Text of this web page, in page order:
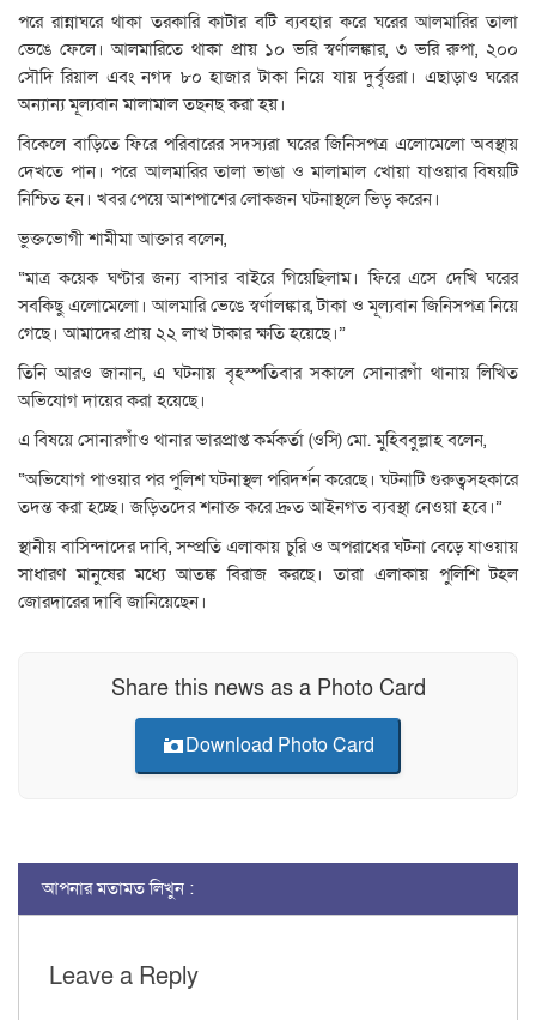
পরে রান্নাঘরে থাকা তরকারি কাটার বটি ব্যবহার করে ঘরের আলমারির তালা
ভেঙে ফেলে। আলমারিতে থাকা প্রায় ১০ ভরি স্বর্ণালঙ্কার, ৩ ভরি রুপা, ২০০
সৌদি রিয়াল এবং নগদ ৮০ হাজার টাকা নিয়ে যায় দুর্বৃত্তরা। এছাড়াও ঘরের
অন্যান্য মূল্যবান মালামাল তছনছ করা হয়।
বিকেলে বাড়িতে ফিরে পরিবারের সদস্যরা ঘরের জিনিসপত্র এলোমেলো অবস্থায়
দেখতে পান। পরে আলমারির তালা ভাঙা ও মালামাল খোয়া যাওয়ার বিষয়টি
নিশ্চিত হন। খবর পেয়ে আশপাশের লোকজন ঘটনাস্থলে ভিড় করেন।
ভুক্তভোগী শামীমা আক্তার বলেন,
“মাত্র কয়েক ঘণ্টার জন্য বাসার বাইরে গিয়েছিলাম। ফিরে এসে দেখি ঘরের
সবকিছু এলোমেলো। আলমারি ভেঙে স্বর্ণালঙ্কার, টাকা ও মূল্যবান জিনিসপত্র নিয়ে
গেছে। আমাদের প্রায় ২২ লাখ টাকার ক্ষতি হয়েছে।”
তিনি আরও জানান, এ ঘটনায় বৃহস্পতিবার সকালে সোনারগাঁ থানায় লিখিত
অভিযোগ দায়ের করা হয়েছে।
এ বিষয়ে সোনারগাঁও থানার ভারপ্রাপ্ত কর্মকর্তা (ওসি) মো. মুহিববুল্লাহ বলেন,
“অভিযোগ পাওয়ার পর পুলিশ ঘটনাস্থল পরিদর্শন করেছে। ঘটনাটি গুরুত্বসহকারে
তদন্ত করা হচ্ছে। জড়িতদের শনাক্ত করে দ্রুত আইনগত ব্যবস্থা নেওয়া হবে।”
স্থানীয় বাসিন্দাদের দাবি, সম্প্রতি এলাকায় চুরি ও অপরাধের ঘটনা বেড়ে যাওয়ায়
সাধারণ মানুষের মধ্যে আতঙ্ক বিরাজ করছে। তারা এলাকায় পুলিশি টহল
জোরদারের দাবি জানিয়েছেন।
Share this news as a Photo Card
Download Photo Card
আপনার মতামত লিখুন :
Leave a Reply